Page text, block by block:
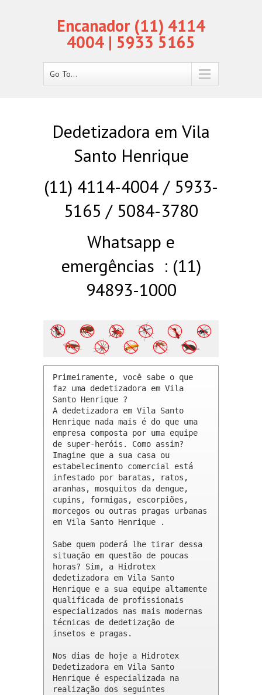
Encanador (11) 4114
4004 | 5933 5165
Go To...
Dedetizadora em Vila
Santo Henrique
(11) 4114-4004 / 5933-
5165 / 5084-3780
Whatsapp e
emergências : (11)
94893-1000
Primeiramente, você sabe o que
faz uma dedetizadora em Vila
Santo Henrique ?
A dedetizadora em Vila Santo
Henrique nada mais é do que uma
empresa composta por uma equipe
de super-heróis. Como assim?
Imagine que a sua casa ou
estabelecimento comercial está
infestado por baratas, ratos,
aranhas, mosquitos da dengue,
cupins, formigas, escorpiões,
morcegos ou outras pragas urbanas
em Vila Santo Henrique .
Sabe quem poderá lhe tirar dessa
situação em questão de poucas
horas? Sim, a Hidrotex
dedetizadora em Vila Santo
Henrique e a sua equipe altamente
qualificada de profissionais
especializados nas mais modernas
técnicas de dedetização de
insetos e pragas.
Nos dias de hoje a Hidrotex
Dedetizadora em Vila Santo
Henrique é especializada na
realização dos seguintes